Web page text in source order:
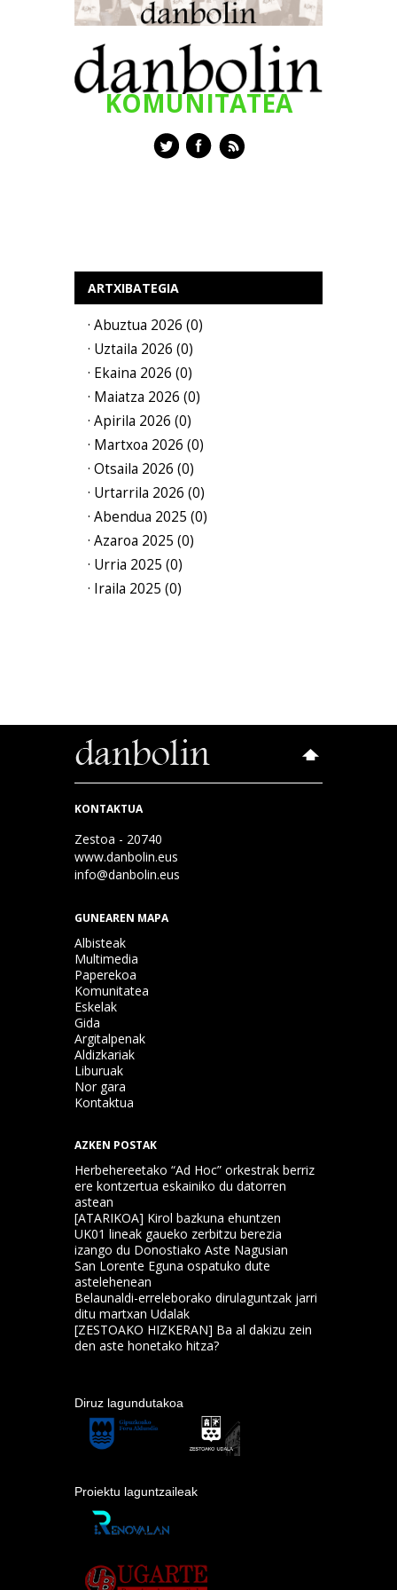
KOMUNITATEA
ARTXIBATEGIA
· Abuztua 2026 (0)
· Uztaila 2026 (0)
· Ekaina 2026 (0)
· Maiatza 2026 (0)
· Apirila 2026 (0)
· Martxoa 2026 (0)
· Otsaila 2026 (0)
· Urtarrila 2026 (0)
· Abendua 2025 (0)
· Azaroa 2025 (0)
· Urria 2025 (0)
· Iraila 2025 (0)
KONTAKTUA
Zestoa - 20740
www.danbolin.eus
info@danbolin.eus
GUNEAREN MAPA
Albisteak
Multimedia
Paperekoa
Komunitatea
Eskelak
Gida
Argitalpenak
Aldizkariak
Liburuak
Nor gara
Kontaktua
AZKEN POSTAK
Herbehereetako “Ad Hoc” orkestrak berriz
ere kontzertua eskainiko du datorren
astean
[ATARIKOA] Kirol bazkuna ehuntzen
UK01 lineak gaueko zerbitzu berezia
izango du Donostiako Aste Nagusian
San Lorente Eguna ospatuko dute
astelehenean
Belaunaldi-erreleborako dirulaguntzak jarri
ditu martxan Udalak
[ZESTOAKO HIZKERAN] Ba al dakizu zein
den aste honetako hitza?
Diruz lagundutakoa
Proiektu laguntzaileak